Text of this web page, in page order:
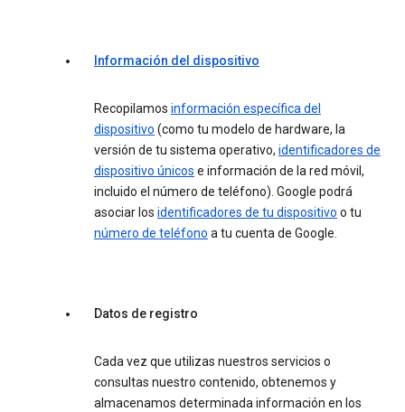
Información del dispositivo
Recopilamos información específica del
dispositivo (como tu modelo de hardware, la
versión de tu sistema operativo, identificadores de
dispositivo únicos e información de la red móvil,
incluido el número de teléfono). Google podrá
asociar los identificadores de tu dispositivo o tu
número de teléfono a tu cuenta de Google.
Datos de registro
Cada vez que utilizas nuestros servicios o
consultas nuestro contenido, obtenemos y
almacenamos determinada información en los